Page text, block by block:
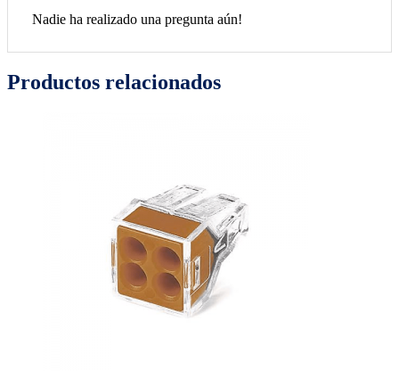
Nadie ha realizado una pregunta aún!
Productos relacionados